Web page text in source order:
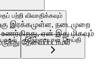
பற்றி விவாதிக்கவும்
6நேர்மையான செய்தி
இரக்கமுள்ள, நடைமுறை
ஏன் இது மிகவும்
தேவைப்படாமல்